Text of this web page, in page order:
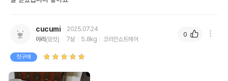
cucumi
2025.07.24
아리 (암컷) 7살 5.8kg 코리안쇼트헤어
첫구매
0